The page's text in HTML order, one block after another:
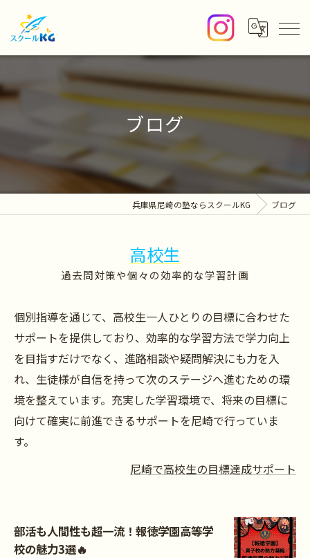
ブログ
兵庫県尼崎の塾ならスクールKG ブログ
高校生
過去問対策や個々の効率的な学習計画
個別指導を通じて、高校生一人ひとりの目標に合わせた
サポートを提供しており、効率的な学習方法で学力向上
を目指すだけでなく、進路相談や疑問解決にも力を入
れ、生徒様が自信を持って次のステージへ進むための環
境を整えています。充実した学習環境で、将来の目標に
向けて確実に前進できるサポートを尼崎で行っていま
す。
尼崎で高校生の目標達成サポート
部活も人間性も超一流！報徳学園高等学
校の魅力3選🔥